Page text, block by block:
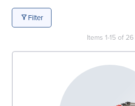
Filter
Items 1-15of 26